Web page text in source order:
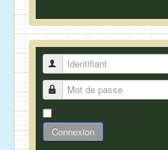
Identifiant
Mot de passe
Connexion